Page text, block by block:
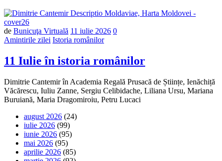
de Bunicuţa Virtuală 11 iulie 2026 Număr
0
Amintirile zilei Istoria românilor
11 Iulie în istoria românilor
Dimitrie Cantemir în Academia Regală Prusacă de Științe, Ienăchiță
Văcărescu, Iuliu Zanne, Sergiu Celibidache, Liliana Ursu, Mariana
Buruiană, Maria Dragomiroiu, Petru Lucaci
august 2026 (24)
iulie 2026 (99)
iunie 2026 (95)
mai 2026 (95)
aprilie 2026 (85)